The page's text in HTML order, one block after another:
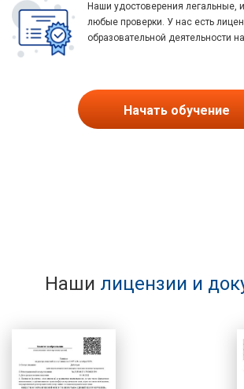
Наши удостоверения легальные,
любые проверки. У нас есть
образовательной деятельности
Начать обучение
Наши лицензии и